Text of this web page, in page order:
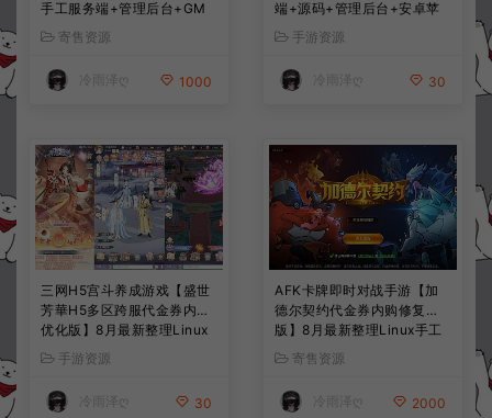
手工服务端+管理后台+GM
授权后台+简易安卓客户端
+详细搭建教程+视频教程
寄售资源
冷雨泽ღ 1000
端+源码+管理后台+安卓苹
果双端+详细搭建教程+视频
教程
手游资源
冷雨泽ღ 30
三网H5宫斗养成游戏【盛世
芳華H5多区跨服代金券内购
优化版】8月最新整理Linux
手工服务端+CDK授权后台
+全资源安卓+详细搭建教程
+视频教程
手游资源
冷雨泽ღ 30
AFK卡牌即时对战手游【加
德尔契约代金券内购修复
版】8月最新整理Linux手工
服务端+前后端全套源码+CD
K授权后台+安卓苹果双端
+详细搭建教程+视频教程
寄售资源
冷雨泽ღ 2000